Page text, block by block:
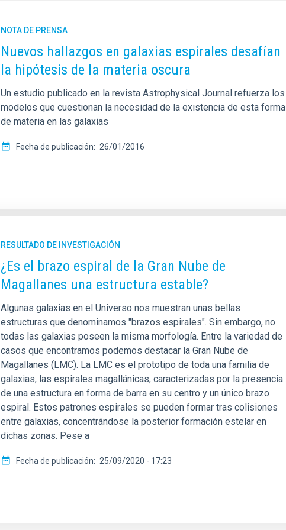
NOTA DE PRENSA
Nuevos hallazgos en galaxias espirales desafían
la hipótesis de la materia oscura
Un estudio publicado en la revista Astrophysical Journal refuerza los
modelos que cuestionan la necesidad de la existencia de esta forma
de materia en las galaxias
Fecha de publicación 26/01/2016
RESULTADO DE INVESTIGACIÓN
¿Es el brazo espiral de la Gran Nube de
Magallanes una estructura estable?
Algunas galaxias en el Universo nos muestran unas bellas
estructuras que denominamos "brazos espirales". Sin embargo, no
todas las galaxias poseen la misma morfología. Entre la variedad de
casos que encontramos podemos destacar la Gran Nube de
Magallanes (LMC). La LMC es el prototipo de toda una familia de
galaxias, las espirales magallánicas, caracterizadas por la presencia
de una estructura en forma de barra en su centro y un único brazo
espiral. Estos patrones espirales se pueden formar tras colisiones
entre galaxias, concentrándose la posterior formación estelar en
dichas zonas. Pese a
Fecha de publicación 25/09/2020 - 17:23